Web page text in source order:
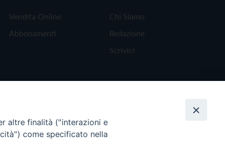
Vendita Online
Abbonamenti
Chi Siamo
Redazione
Scrivici
altre finalità ("interazioni e
come specificato nella